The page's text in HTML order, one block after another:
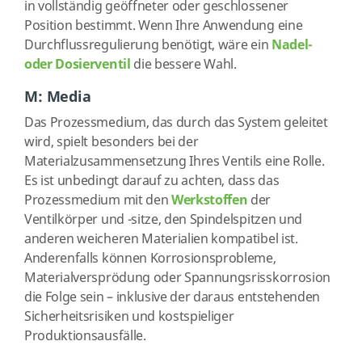
in vollständig geöffneter oder geschlossener
Position bestimmt. Wenn Ihre Anwendung eine
Durchflussregulierung benötigt, wäre ein Nadel-
oder Dosierventil die bessere Wahl.
M: Media
Das Prozessmedium, das durch das System geleitet
wird, spielt besonders bei der
Materialzusammensetzung Ihres Ventils eine Rolle.
Es ist unbedingt darauf zu achten, dass das
Prozessmedium mit denWerkstoffen der
Ventilkörper und -sitze, den Spindelspitzen und
anderen weicheren Materialien kompatibel ist.
Anderenfalls können Korrosionsprobleme,
Materialversprödung oder Spannungsrisskorrosion
die Folge sein – inklusive der daraus entstehenden
Sicherheitsrisiken und kostspieliger
Produktionsausfälle.